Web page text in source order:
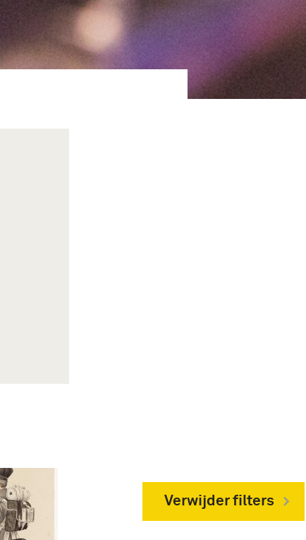
Verwijder filters